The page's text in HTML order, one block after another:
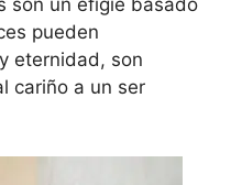
pueden
eternidad, son
cariño a un ser